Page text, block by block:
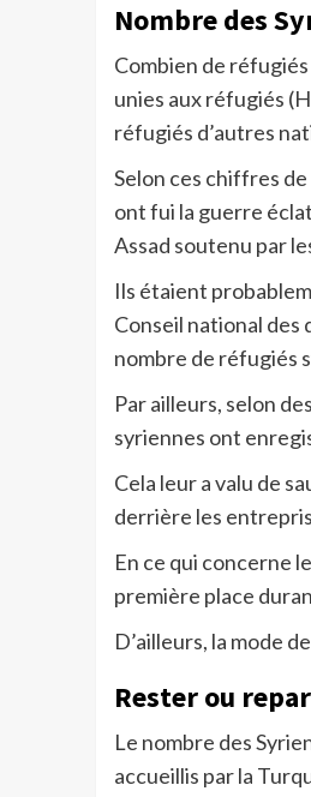
Nombre des
Combien de
unies aux réfugiés
réfugiés d’autres
Selon ces chiffres
ont fui la guerre
Assad soutenu par
Ils étaient
Conseil national des
nombre de réfugiés
Par ailleurs, selon
syriennes ont
Cela leur a valu de
derrière les
En ce qui concerne
première place
D’ailleurs, la mode
Rester ou
Le nombre des
accueillis par la